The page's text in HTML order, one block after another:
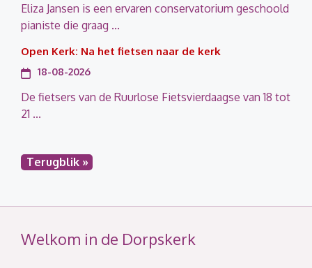
Eliza Jansen is een ervaren conservatorium geschoold
pianiste die graag ...
Open Kerk: Na het fietsen naar de kerk
18-08-2026
De fietsers van de Ruurlose Fietsvierdaagse van 18 tot
21 ...
Terugblik »
Welkom in de Dorpskerk